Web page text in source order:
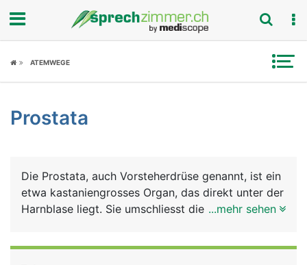
Fokus
Symptome
News
Rubriken
ATEMWEGE
Prostata
Die Prostata, auch Vorsteherdrüse genannt, ist ein
etwa kastaniengrosses Organ, das direkt unter der
Harnblase liegt. Sie umschliesst die Harnröhre
...mehr sehen